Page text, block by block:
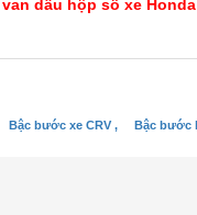
dầu hộp số xe Honda
Bậc bước xe CRV , Bậc bước